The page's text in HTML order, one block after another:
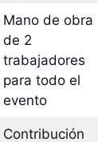
Mano de obra
de 2
trabajadores
para todo el
evento
Contribución